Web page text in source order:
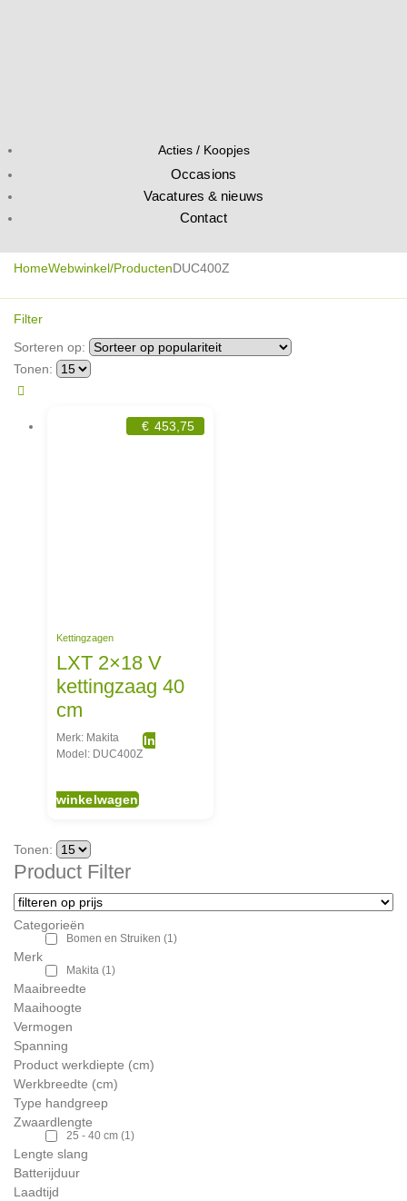
Acties / Koopjes
Occasions
Vacatures & nieuws
Contact
HomeWebwinkel/ProductenDUC400Z
Filter
Sorteren op:
Tonen:
€ 453,75
Kettingzagen
LXT 2×18 V
kettingzaag 40
cm
Merk: Makita
Model: DUC400Z
In
winkelwagen
Tonen:
Product Filter
Categorieën
Bomen en Struiken (1)
Merk
Makita (1)
Maaibreedte
Maaihoogte
Vermogen
Spanning
Product werkdiepte (cm)
Werkbreedte (cm)
Type handgreep
Zwaardlengte
25 - 40 cm (1)
Lengte slang
Batterijduur
Laadtijd